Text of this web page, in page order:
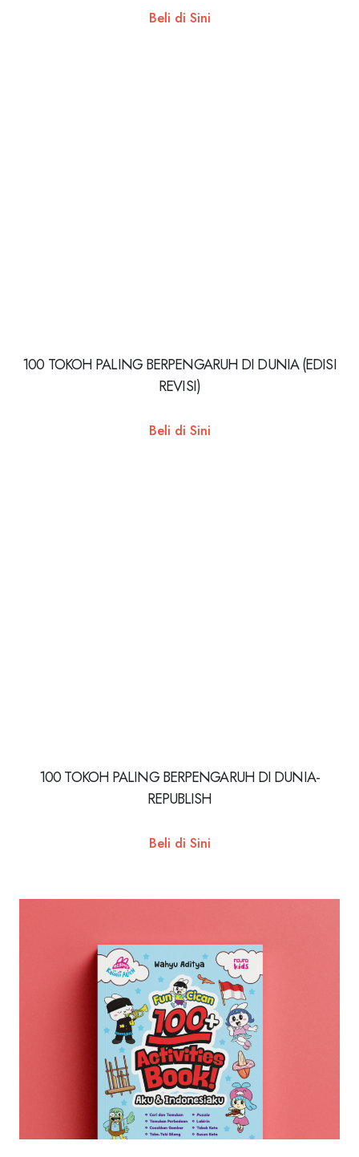
Beli di Sini
100 TOKOH PALING BERPENGARUH DI DUNIA (EDISI
REVISI)
Beli di Sini
100 TOKOH PALING BERPENGARUH DI DUNIA-
REPUBLISH
Beli di Sini